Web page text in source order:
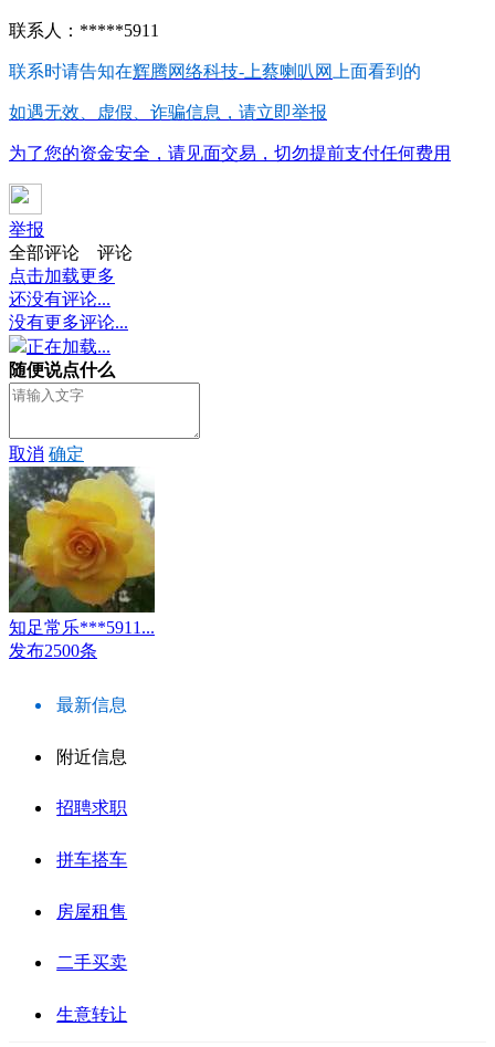
联系人：*****5911
联系时请告知在辉腾网络科技-上蔡喇叭网 上面看到的
如遇无效、虚假、诈骗信息，请立即举报
为了您的资金安全，请见面交易，切勿提前支付任何费用
举报
全部评论
评论
点击加载更多
还没有评论...
没有更多评论...
正在加载...
随便说点什么
取消 确定
知足常乐***5911...
发布2500条
最新信息
附近信息
招聘求职
拼车搭车
房屋租售
二手买卖
生意转让